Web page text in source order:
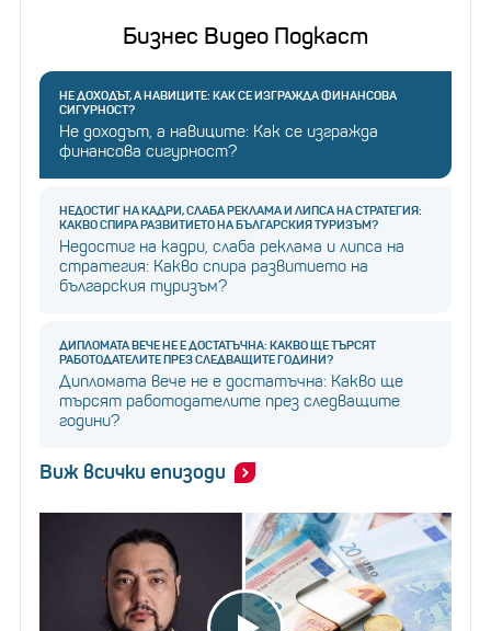
Бизнес Видео Подкаст
НЕ ДОХОДЪТ, А НАВИЦИТЕ: КАК СЕ ИЗГРАЖДА ФИНАНСОВА
СИГУРНОСТ?
Не доходът, а навиците: Как се изгражда
финансова сигурност?
НЕДОСТИГ НА КАДРИ, СЛАБА РЕКЛАМА И ЛИПСА НА СТРАТЕГИЯ:
КАКВО СПИРА РАЗВИТИЕТО НА БЪЛГАРСКИЯ ТУРИЗЪМ?
Недостиг на кадри, слаба реклама и липса на
стратегия: Какво спира развитието на
българския туризъм?
ДИПЛОМАТА ВЕЧЕ НЕ Е ДОСТАТЪЧНА: КАКВО ЩЕ ТЪРСЯТ
РАБОТОДАТЕЛИТЕ ПРЕЗ СЛЕДВАЩИТЕ ГОДИНИ?
Дипломата вече не е достатъчна: Какво ще
търсят работодателите през следващите
години?
Виж всички епизоди